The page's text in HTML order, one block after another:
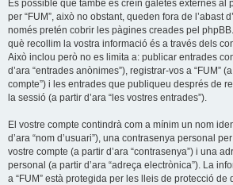
És possible que també es creïn galetes externes al
per “FUM”, això no obstant, queden fora de l’abast
només pretén cobrir les pàgines creades pel
què recollim la vostra informació és a través dels
Això inclou però no es limita a: publicar entrades
d’ara “entrades anònimes”), registrar-vos a “FUM”
compte”) i les entrades que publiqueu després de
la sessió (a partir d’ara “les vostres entrades”).
El vostre compte contindrà com a mínim un nom
d’ara “nom d’usuari”), una contrasenya personal
vostre compte (a partir d’ara “contrasenya”) i una
personal (a partir d’ara “adreça electrònica”). La
a “FUM” està protegida per les lleis de protecció